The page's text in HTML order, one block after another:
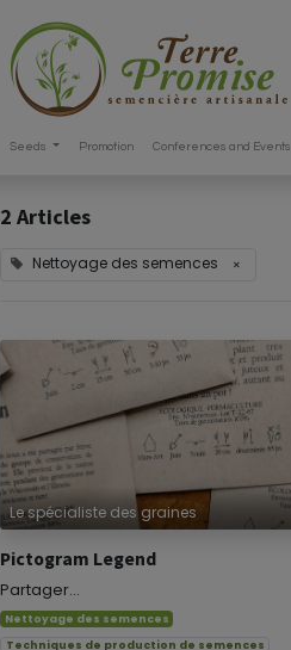
Seeds Promotion Conferences and Events
2 Articles
Nettoyage des semences ×
Le spécialiste des graines
Pictogram Legend
Partager...
Nettoyage des semences
Techniques de production de semences